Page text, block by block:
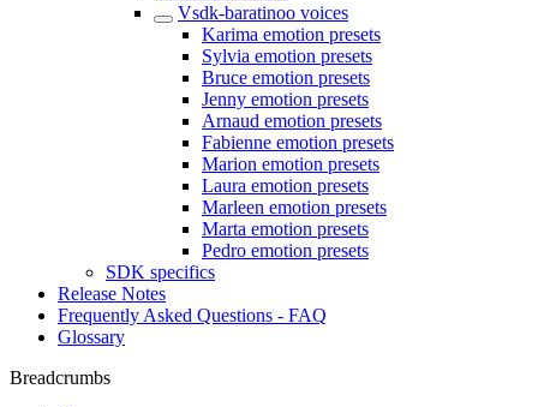
Vsdk-baratinoo voices
Karima emotion presets
Sylvia emotion presets
Bruce emotion presets
Jenny emotion presets
Arnaud emotion presets
Fabienne emotion presets
Marion emotion presets
Laura emotion presets
Marleen emotion presets
Marta emotion presets
Pedro emotion presets
SDK specifics
Release Notes
Frequently Asked Questions - FAQ
Glossary
Breadcrumbs